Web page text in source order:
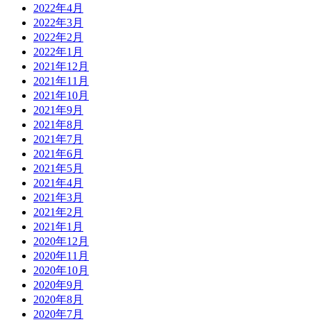
2022年4月
2022年3月
2022年2月
2022年1月
2021年12月
2021年11月
2021年10月
2021年9月
2021年8月
2021年7月
2021年6月
2021年5月
2021年4月
2021年3月
2021年2月
2021年1月
2020年12月
2020年11月
2020年10月
2020年9月
2020年8月
2020年7月